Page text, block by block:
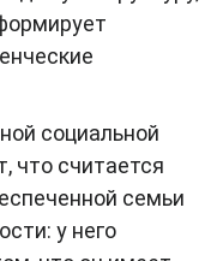
социальной
что считается
семьи
у него